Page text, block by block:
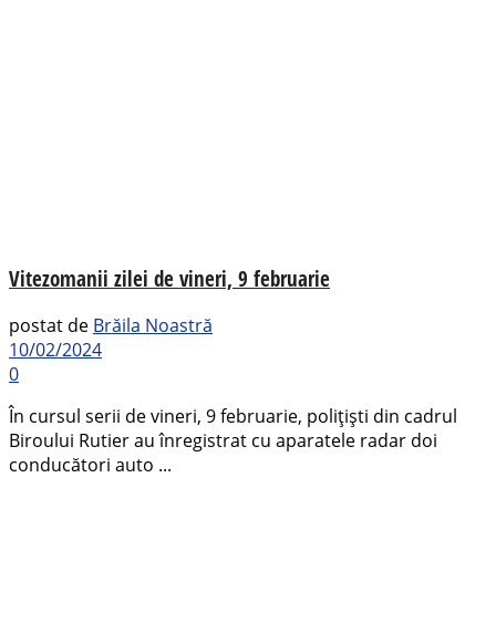
Vitezomanii zilei de vineri, 9 februarie
postat de Brăila Noastră
10/02/2024
0
În cursul serii de vineri, 9 februarie, polițiști din cadrul
Biroului Rutier au înregistrat cu aparatele radar doi
conducători auto ...